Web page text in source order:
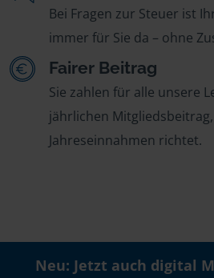
Bei Fragen zur Steuer ist
immer für Sie da – ohne
Fairer Beitrag
Sie zahlen für alle unsere
jährlichen
Jahreseinnahmen richtet.
Neu: Jetzt auch digital